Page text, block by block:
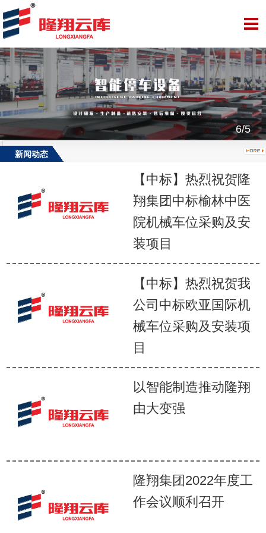
6/5
新闻动态
【中标】热烈祝贺隆
翔集团中标榆林中医
院机械车位采购及安
装项目
【中标】热烈祝贺我
公司中标欧亚国际机
械车位采购及安装项
目
以智能制造推动隆翔
由大变强
隆翔集团2022年度工
作会议顺利召开